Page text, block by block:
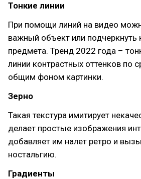
Тонкие линии
При помощи линий на видео
важный объект или подчеркнуть
предмета. Тренд 2022 года –
линии контрастных оттенков по
общим фоном картинки.
Зерно
Такая текстура имитирует
делает простые изображения
добавляет им налет ретро и
ностальгию.
Градиенты